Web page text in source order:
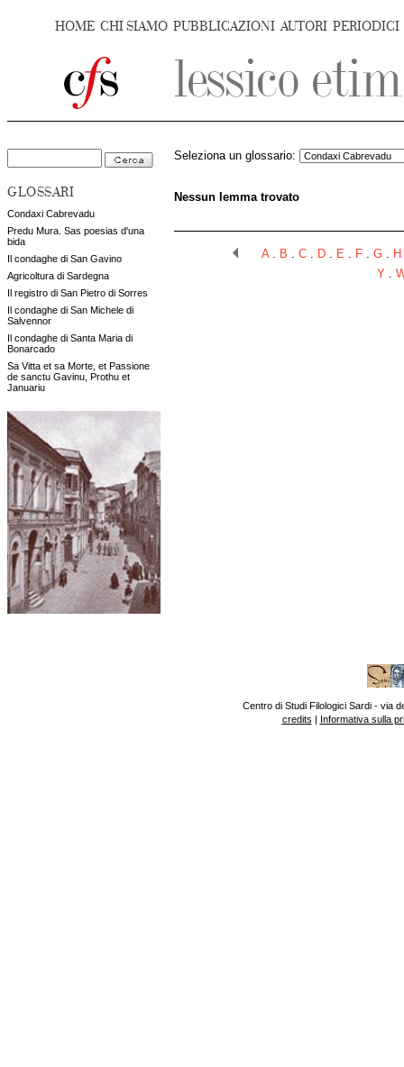
HOME CHI SIAMO PUBBLICAZIONI AUTORI PERIODICI
GLOSSARI
Condaxi Cabrevadu
Predu Mura. Sas poesias d'una
bida
Il condaghe di San Gavino
Agricoltura di Sardegna
Il registro di San Pietro di Sorres
Il condaghe di San Michele di
Salvennor
Il condaghe di Santa Maria di
Bonarcado
Sa Vitta et sa Morte, et Passione
de sanctu Gavinu, Prothu et
Januariu
Seleziona un glossario:
Nessun lemma trovato
A. B . C. D. E . F. G. H
Y .
Centro di Studi Filologici Sardi - via
credits | Informativa sulla